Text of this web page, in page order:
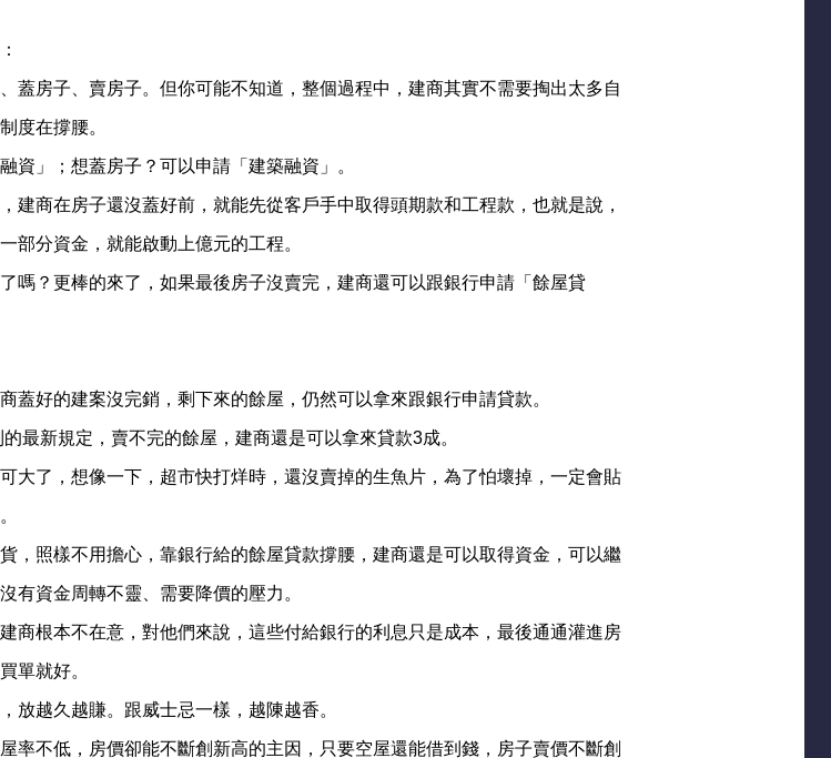
蓋房子、賣房子。但你可能不知道，整個過程中，建商其實不需要掏出太多自
度在撐腰。
資」；想蓋房子？可以申請「建築融資」。
建商在房子還沒蓋好前，就能先從客戶手中取得頭期款和工程款，也就是說，
部分資金，就能啟動上億元的工程。
嗎？更棒的來了，如果最後房子沒賣完，建商還可以跟銀行申請「餘屋貸
蓋好的建案沒完銷，剩下來的餘屋，仍然可以拿來跟銀行申請貸款。
最新規定，賣不完的餘屋，建商還是可以拿來貸款3成。
大了，想像一下，超市快打烊時，還沒賣掉的生魚片，為了怕壞掉，一定會貼
，照樣不用擔心，靠銀行給的餘屋貸款撐腰，建商還是可以取得資金，可以繼
有資金周轉不靈、需要降價的壓力。
商根本不在意，對他們來說，這些付給銀行的利息只是成本，最後通通灌進房
單就好。
放越久越賺。跟威士忌一樣，越陳越香。
率不低，房價卻能不斷創新高的主因，只要空屋還能借到錢，房子賣價不斷創